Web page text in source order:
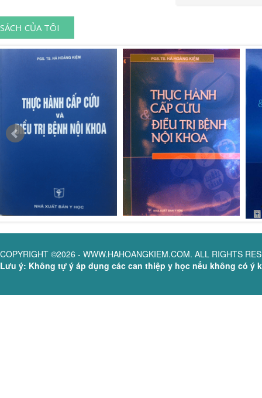
SÁCH CỦA TÔI
COPYRIGHT ©2026 - WWW.HAHOANGKIEM.COM. ALL RIGHTS
Lưu ý: Không tự ý áp dụng các can thiệp y học nếu không có ý